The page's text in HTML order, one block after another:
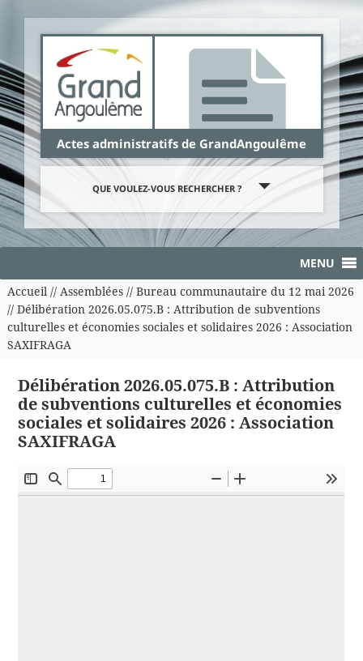
Actes administratifs de GrandAngoulême
QUE VOULEZ-VOUS RECHERCHER ?
MENU
Accueil// Assemblées// Bureau communautaire du 12 mai 2026
// Délibération 2026.05.075.B : Attribution de subventions
culturelles et économies sociales et solidaires 2026 : Association
SAXIFRAGA
Délibération 2026.05.075.B : Attribution
de subventions culturelles et économies
sociales et solidaires 2026 : Association
SAXIFRAGA
Panneau de gestion des cookies